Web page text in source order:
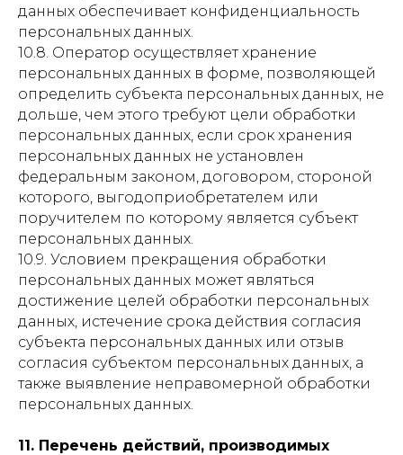
данных обеспечивает конфиденциальность
персональных данных.
10.8. Оператор осуществляет хранение
персональных данных в форме, позволяющей
определить субъекта персональных данных, не
дольше, чем этого требуют цели обработки
персональных данных, если срок хранения
персональных данных не установлен
федеральным законом, договором, стороной
которого, выгодоприобретателем или
поручителем по которому является субъект
персональных данных.
10.9. Условием прекращения обработки
персональных данных может являться
достижение целей обработки персональных
данных, истечение срока действия согласия
субъекта персональных данных или отзыв
согласия субъектом персональных данных, а
также выявление неправомерной обработки
персональных данных.
11. Перечень действий, производимых